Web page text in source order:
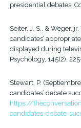
presidential debates.
Seiter, J. S., & Weger,
candidates’
displayed during
Psychology, 145(2),
Stewart, P.
candidates’ debate
https://
candidates-debate-